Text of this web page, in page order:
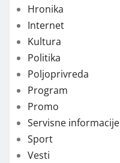
Hronika
Internet
Kultura
Politika
Poljoprivreda
Program
Promo
Servisne informacije
Sport
Vesti